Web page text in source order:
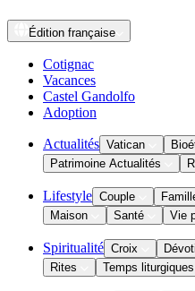
Édition française
Cotignac
Vacances
Castel Gandolfo
Adoption
Actualités Vatican
Patrimoine Actualités
Lifestyle Couple
Maison
Santé Vie
Spiritualité Croix
Rites
Temps liturgiques